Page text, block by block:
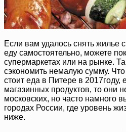
Если вам удалось снять жилье
еду самостоятельно, можете
супермаркетах или на рынке.
сэкономить немалую сумму. Что
стоит еда в Питере в 2017году,
магазинных продуктов, то они
московских, но часто намного
городах России, где уровень
ниже.